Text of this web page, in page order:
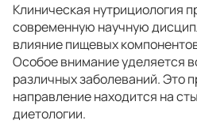
Клиническая нутрициология
современную научную
влияние пищевых
Особое внимание уделяется
различных заболеваний. Это
направление находится на
диетологии.